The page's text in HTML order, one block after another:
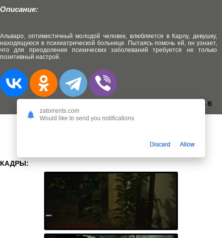
Описание:
Альваро, оптимистичный молодой человек, влюбляется в Карлу, девушку,
находящуюся в психиатрической больнице. Пытаясь помочь ей, он узнает,
что для преодоления психических заболеваний требуется не только
позитивный настрой.
ДОБАВИТЬ В
ЗАКЛАДКИ:
КАДРЫ:
zatorrents.com
Would like to send you notifications
Discard Allow